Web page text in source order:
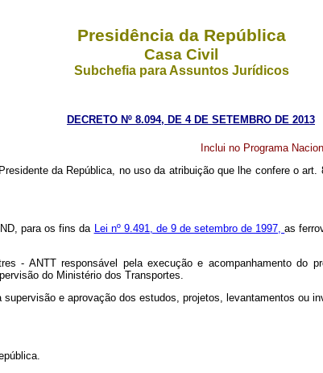
Presidência da República
Casa Civil
Subchefia para Assuntos Jurídicos
DECRETO Nº 8.094, DE 4 DE SETEMBRO DE 2013
Inclui no Programa
da República, no uso da atribuição que lhe confere o art.
para os fins da Lei nº 9.491, de 9 de setembro de 1997,as
- ANTT responsável pela execução e acompanhamento do
do Ministério dos Transportes.
e aprovação dos estudos, projetos, levantamentos ou